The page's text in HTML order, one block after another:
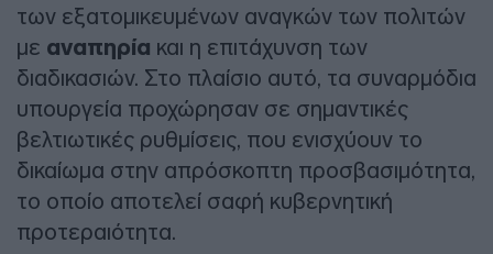
των εξατομικευμένων αναγκών των πολιτών
με αναπηρία και η επιτάχυνση των
διαδικασιών. Στο πλαίσιο αυτό, τα συναρμόδια
υπουργεία προχώρησαν σε σημαντικές
βελτιωτικές ρυθμίσεις, που ενισχύουν το
δικαίωμα στην απρόσκοπτη προσβασιμότητα,
το οποίο αποτελεί σαφή κυβερνητική
προτεραιότητα.